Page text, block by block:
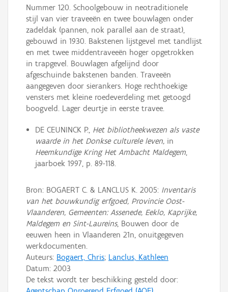
Nummer 120. Schoolgebouw in neotraditionele
stijl van vier traveeën en twee bouwlagen onder
zadeldak (pannen, nok parallel aan de straat),
gebouwd in 1930. Bakstenen lijstgevel met tandlijst
en met twee middentraveeën hoger opgetrokken
in trapgevel. Bouwlagen afgelijnd door
afgeschuinde bakstenen banden. Traveeën
aangegeven door sierankers. Hoge rechthoekige
vensters met kleine roedeverdeling met getoogd
boogveld. Lager deurtje in eerste travee.
DE CEUNINCK P., Het bibliotheekwezen als vaste
waarde in het Donkse culturele leven,in
Heemkundige Kring Het Ambacht Maldegem,
jaarboek 1997, p. 89-118.
Bron: BOGAERT C. & LANCLUS K. 2005: Inventaris
van het bouwkundig erfgoed, Provincie Oost-
Vlaanderen, Gemeenten: Assenede, Eeklo, Kaprijke,
Maldegem en Sint-Laureins, Bouwen door de
eeuwen heen in Vlaanderen 21n, onuitgegeven
werkdocumenten.
Auteurs: Bogaert, Chris; Lanclus, Kathleen
Datum: 2003
De tekst wordt ter beschikking gesteld door: